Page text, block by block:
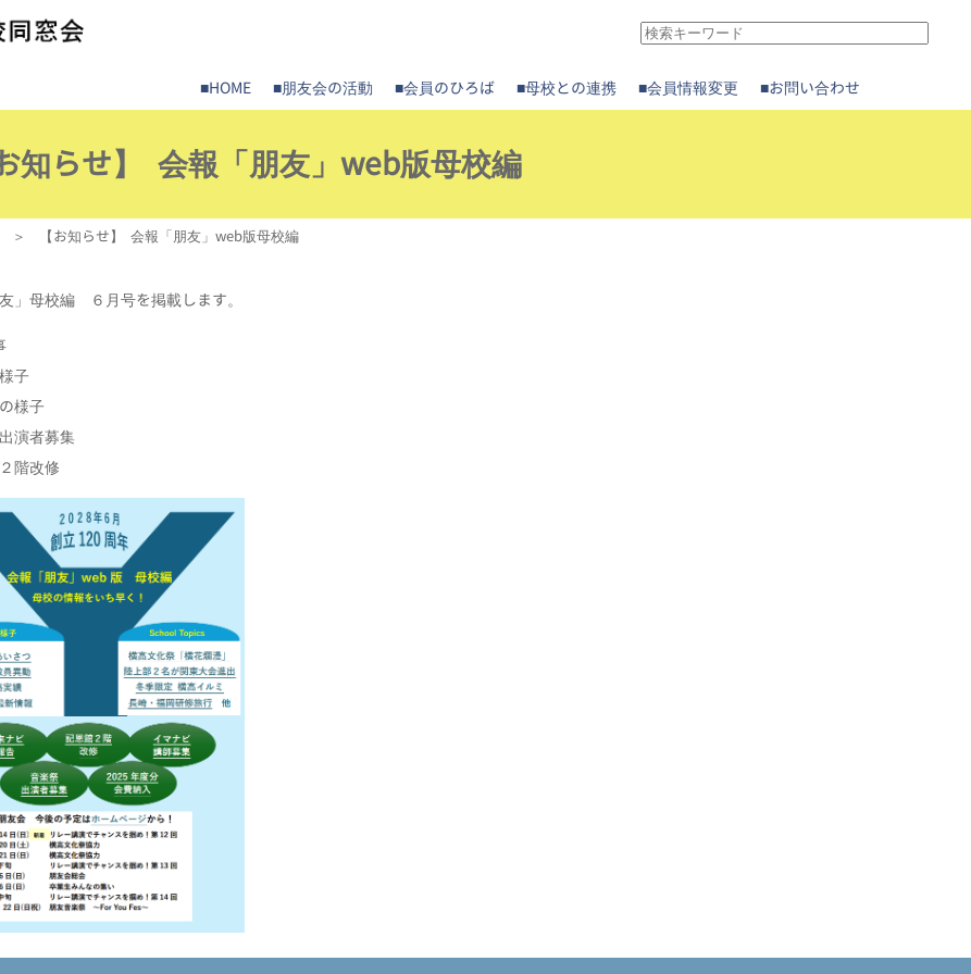
■お問い合わせ
■会員情報変更
■母校との連携
■会員のひろば
■朋友会の活動
■HOME
お知らせ】 会報「朋友」web版母校編
＞ 【お知らせ】 会報「朋友」web版母校編
」母校編 ６月号を掲載します。
子
様子
演者募集
階改修